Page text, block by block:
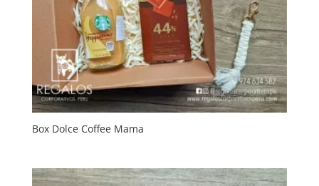
Box Dolce Coffee Mama